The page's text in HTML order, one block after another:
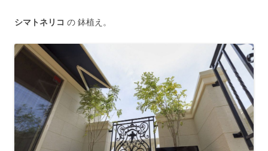
シマトネリコ の 鉢植え。